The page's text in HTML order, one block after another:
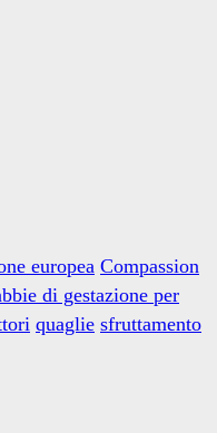
europea Compassion
di gestazione per
quaglie sfruttamento